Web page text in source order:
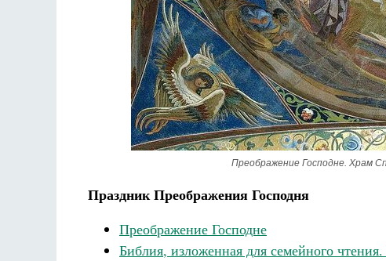
Преображение Господне. Храм
Праздник Преображения Господня
Преображение Господне
Библия, изложенная для семейного